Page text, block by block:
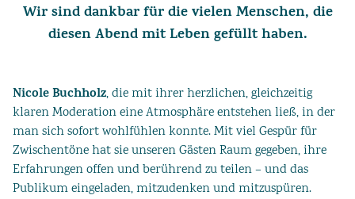
Wir sind dankbar für die vielen Menschen, die
diesen Abend mit Leben gefüllt haben.
Nicole Buchholz, die mit ihrer herzlichen, gleichzeitig
klaren Moderation eine Atmosphäre entstehen ließ, in der
man sich sofort wohlfühlen konnte. Mit viel Gespür für
Zwischentöne hat sie unseren Gästen Raum gegeben, ihre
Erfahrungen offen und berührend zu teilen – und das
Publikum eingeladen, mitzudenken und mitzuspüren.